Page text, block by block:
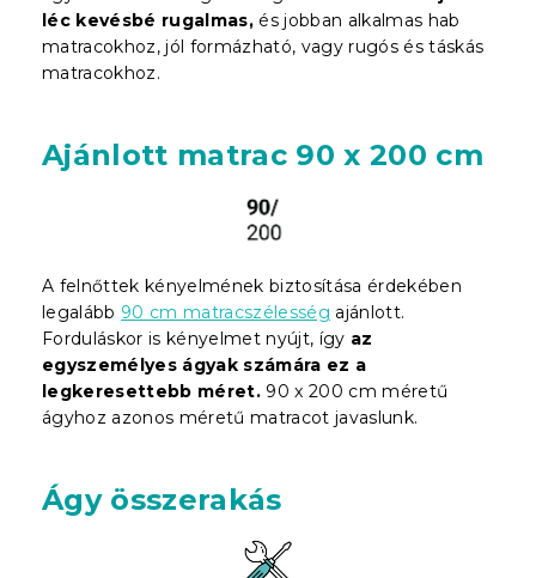
léc kevésbé rugalmas, és jobban alkalmas hab
matracokhoz, jól formázható, vagy rugós és táskás
matracokhoz.
Ajánlott matrac 90 x 200 cm
A felnőttek kényelmének biztosítása érdekében
legalább 90 cm matracszélesség ajánlott.
Forduláskor is kényelmet nyújt, így az
egyszemélyes ágyak számára ez a
legkeresettebb méret. 90 x 200 cm méretű
ágyhoz azonos méretű matracot javaslunk.
Ágy összerakás